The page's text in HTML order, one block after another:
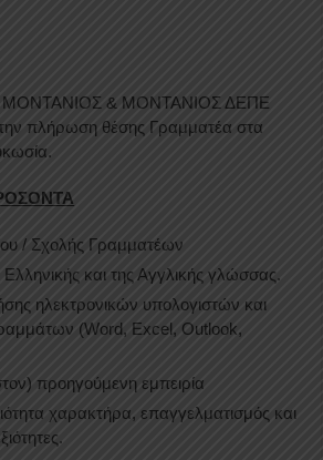
ΜΟΝΤΑΝΙΟΣ & ΜΟΝΤΑΝΙΟΣ ΔΕΠΕ
την πλήρωση θέσης Γραμματέα στα
/ Σχολής Γραμματέων
και της Αγγλικής γλώσσας.
ηλεκτρονικών υπολογιστών και
(Word, Excel, Outlook,
προηγούμενη εμπειρία
χαρακτήρα, επαγγελματισμός και